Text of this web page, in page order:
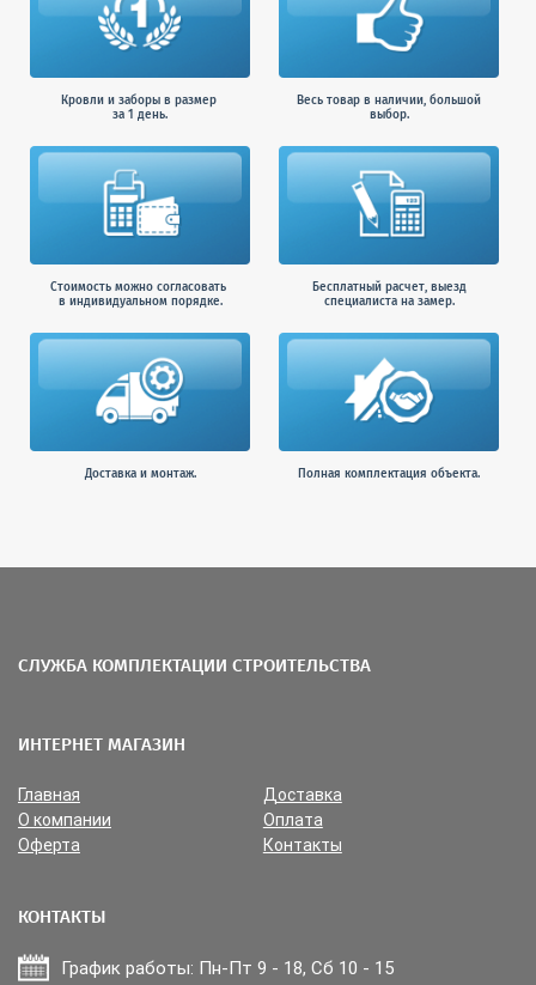
Кровли и заборы в размер
за 1 день.
Весь товар в наличии, большой
выбор.
Стоимость можно согласовать
в индивидуальном порядке.
Бесплатный расчет, выезд
специалиста на замер.
Доставка и монтаж. Полная комплектация объекта.
СЛУЖБА КОМПЛЕКТАЦИИ СТРОИТЕЛЬСТВА
ИНТЕРНЕТ МАГАЗИН
Главная
Доставка
О компании
Оплата
Оферта
Контакты
КОНТАКТЫ
График работы: Пн-Пт 9 - 18, Сб 10 - 15